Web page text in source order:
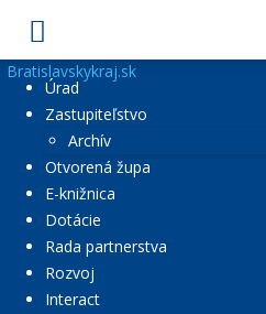
Bratislavskykraj.sk
Úrad
Zastupiteľstvo
Archív
Otvorená župa
E-knižnica
Dotácie
Rada partnerstva
Rozvoj
Interact